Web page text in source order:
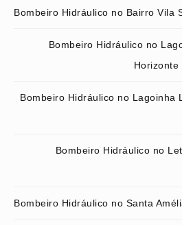
Bombeiro Hidráulico no Bairro Vila
Bombeiro Hidráulico no
Horizonte
Bombeiro Hidráulico no Lagoinha
Bombeiro Hidráulico no
Bombeiro Hidráulico no Santa